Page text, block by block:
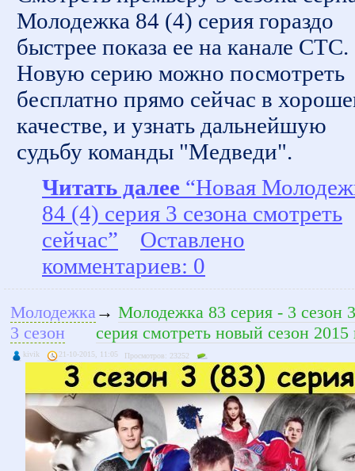
Молодежка 84 (4) серия гораздо
быстрее показа ее на канале СТС.
Новую серию можно посмотреть
бесплатно прямо сейчас в
качестве, и узнать дальнейшую
судьбу команды "Медведи".
Читать далее “Новая
84 (4) серия 3 сезона смотреть
сейчас”
Оставлено
комментариев: 0
Молодежка
3 сезон
→ Молодежка 83 серия - 3 сезон 3
серия смотреть новый сезон 2015
kivik 21-10-2015, 11:05 Просмотров: 23252